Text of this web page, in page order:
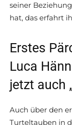
seiner
hat, das erfahrt
Erstes
Luca
jetzt auch
Auch über den
Turteltauben in